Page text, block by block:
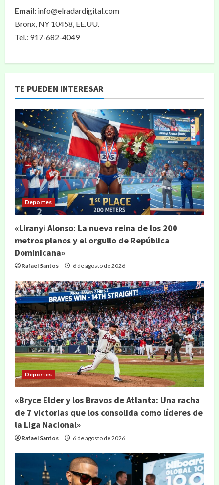
Email: info@elradardigital.com
Bronx, NY 10458, EE.UU.
Tel.: 917-682-4049
TE PUEDEN INTERESAR
Deportes
«Liranyi Alonso: La nueva reina de los 200
metros planos y el orgullo de República
Dominicana»
Rafael Santos 6 de agosto de 2026
Deportes
«Bryce Elder y los Bravos de Atlanta: Una racha
de 7 victorias que los consolida como líderes de
la Liga Nacional»
Rafael Santos 6 de agosto de 2026